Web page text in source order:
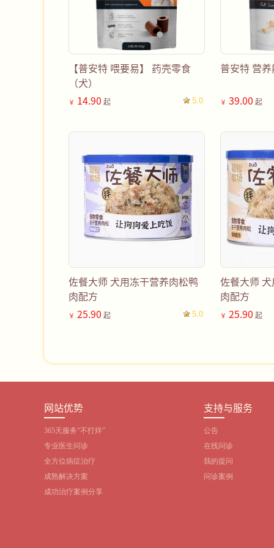
【普安特 喂要易】 药壳零食
（犬）
￥ 14.90 起 5.0
普安特 营
￥ 39.00 起
佐餐大师 犬用冻干营养肉松鸭
肉配方
￥ 25.90 起 5.0
佐餐大师
肉配方
￥ 25.90 起
网站优势
365天服务“不打烊”
专业医生问诊
全方位病症治疗
成熟解决方案
成功治疗案例分享
支持与服务
公告
在线问诊
我的提问
问诊案例